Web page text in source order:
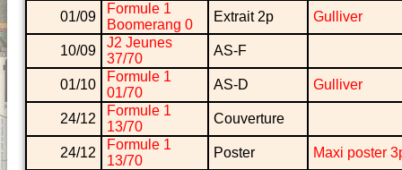
01/09
Formule 1
Boomerang 0
Extrait 2p Gulliver
10/09
J2 Jeunes
37/70
AS-F
01/10
Formule 1
01/70
AS-D Gulliver
24/12
Formule 1
13/70
Couverture
24/12
Formule 1
13/70
Poster Maxi poster